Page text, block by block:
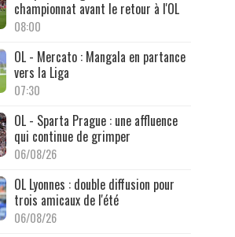
championnat avant le retour à l'OL
08:00
OL - Mercato : Mangala en partance
vers la Liga
07:30
OL - Sparta Prague : une affluence
qui continue de grimper
06/08/26
OL Lyonnes : double diffusion pour
trois amicaux de l'été
06/08/26